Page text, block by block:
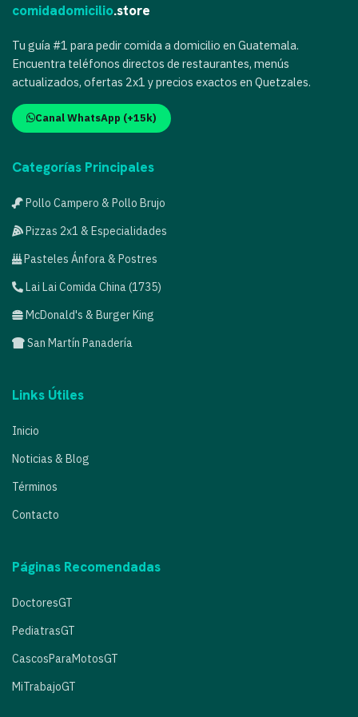
comidadomicilio.store
Tu guía #1 para pedir comida a domicilio en Guatemala.
Encuentra teléfonos directos de restaurantes, menús
actualizados, ofertas 2x1 y precios exactos en Quetzales.
Canal WhatsApp (+15k)
Categorías Principales
Pollo Campero & Pollo Brujo
Pizzas 2x1 & Especialidades
Pasteles Ánfora & Postres
Lai Lai Comida China (1735)
McDonald's & Burger King
San Martín Panadería
Links Útiles
Inicio
Noticias & Blog
Términos
Contacto
Páginas Recomendadas
DoctoresGT
PediatrasGT
CascosParaMotosGT
MiTrabajoGT